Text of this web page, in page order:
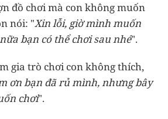
đồ chơi mà con không muốn
nói: "Xin lỗi, giờ mình muốn
bạn có thể chơi sau nhé".
gia trò chơi con không thích,
ơn bạn đã rủ mình, nhưng bây
chơi".